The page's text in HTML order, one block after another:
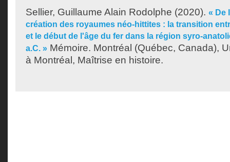
Sellier, Guillaume Alain Rodolphe (2020). « De
création des royaumes néo-hittites : la transition
et le début de l'âge du fer dans la région syro-
a.C. » Mémoire. Montréal (Québec, Canada),
à Montréal, Maîtrise en histoire.